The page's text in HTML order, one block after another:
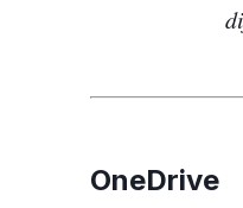
OneDrive